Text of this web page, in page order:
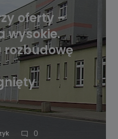
oferty –
wysokie.
rozbudowę
0